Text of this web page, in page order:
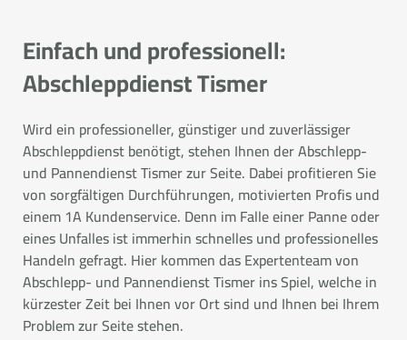
Einfach und professionell:
Abschleppdienst Tismer
Wird ein professioneller, günstiger und zuverlässiger
Abschleppdienst benötigt, stehen Ihnen der Abschlepp-
und Pannendienst Tismer zur Seite. Dabei profitieren Sie
von sorgfältigen Durchführungen, motivierten Profis und
einem 1A Kundenservice. Denn im Falle einer Panne oder
eines Unfalles ist immerhin schnelles und professionelles
Handeln gefragt. Hier kommen das Expertenteam von
Abschlepp- und Pannendienst Tismer ins Spiel, welche in
kürzester Zeit bei Ihnen vor Ort sind und Ihnen bei Ihrem
Problem zur Seite stehen.